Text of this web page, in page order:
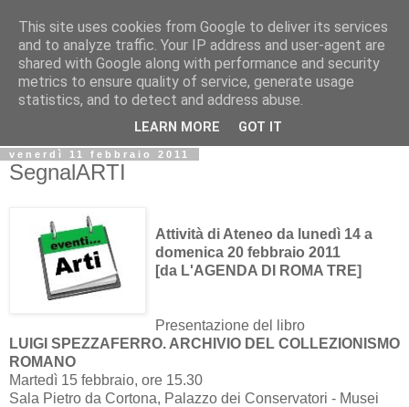
Biblio@rti in
Il Blog della Biblioteca di Area delle arti per condividere
informazioni iniziative incontri
venerdì 11 febbraio 2011
SegnalARTI
Attività di Ateneo da lunedì 14 a
domenica 20 febbraio 2011
[da L'AGENDA DI ROMA TRE]
Presentazione del libro
LUIGI SPEZZAFERRO. ARCHIVIO DEL COLLEZIONISMO
ROMANO
Martedì 15 febbraio, ore 15.30
Sala Pietro da Cortona, Palazzo dei Conservatori - Musei
This site uses cookies from Google to deliver its services
and to analyze traffic. Your IP address and user-agent are
shared with Google along with performance and security
metrics to ensure quality of service, generate usage
statistics, and to detect and address abuse.
LEARN MORE GOT IT